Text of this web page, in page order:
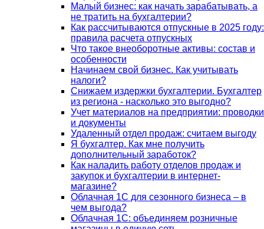
Малый бизнес: как начать зарабатывать, а
не тратить на бухгалтерии?
Как рассчитываются отпускные в 2025 году:
правила расчета отпускных
Что такое внеоборотные активы: состав и
особенности
Начинаем свой бизнес. Как учитывать
налоги?
Снижаем издержки бухгалтерии. Бухгалтер
из региона - насколько это выгодно?
Учет материалов на предприятии: проводки
и документы
Удаленный отдел продаж: считаем выгоду
Я бухгалтер. Как мне получить
дополнительный заработок?
Как наладить работу отделов продаж и
закупок и бухгалтерии в интернет-
магазине?
Облачная 1С для сезонного бизнеса – в
чем выгода?
Облачная 1С: объединяем розничные